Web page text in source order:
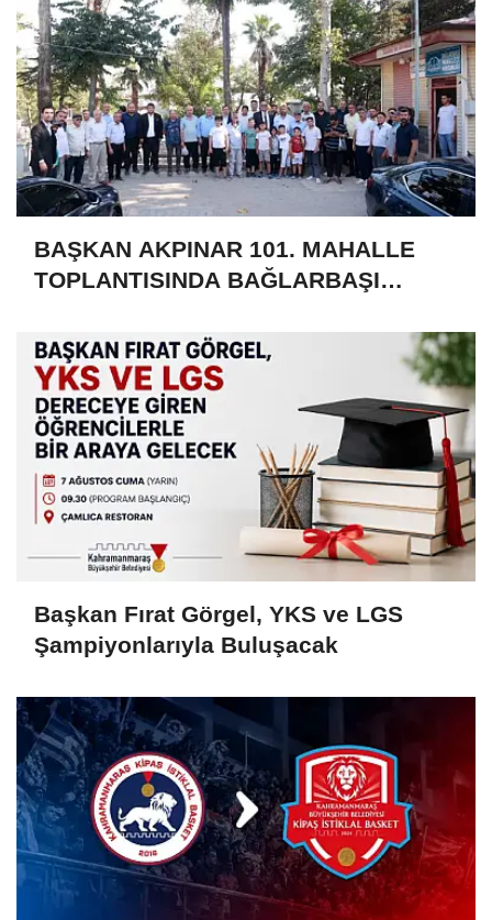
BAŞKAN AKPINAR 101. MAHALLE
TOPLANTISINDA BAĞLARBAŞI
BULUŞTU
Başkan Fırat Görgel, YKS ve LGS
Şampiyonlarıyla Buluşacak